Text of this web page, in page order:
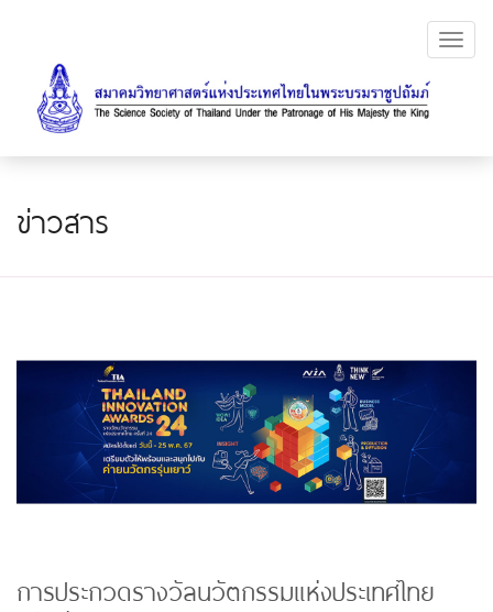
ข่าวสาร
การประกวดรางวัลนวัตกรรมแห่งประเทศไทย